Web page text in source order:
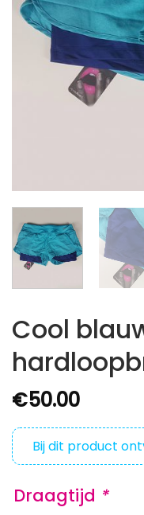
Cool
€50.00
Bij dit product
Draagtijd *